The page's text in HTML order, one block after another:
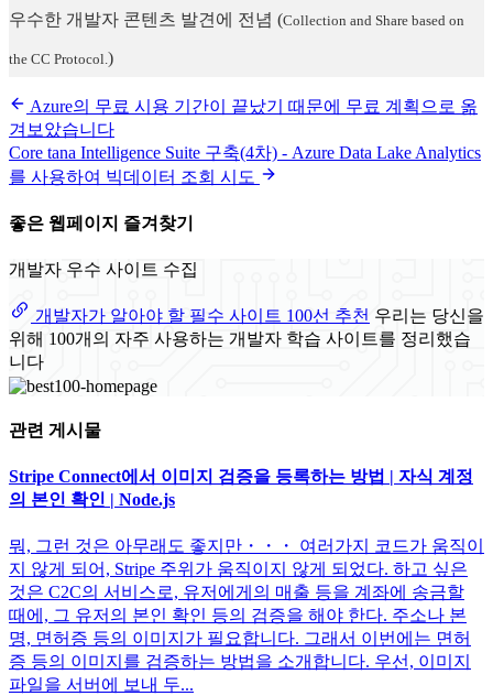
우수한 개발자 콘텐츠 발견에 전념 (Collection and Share based on
the CC Protocol. )
Azure의 무료 시용 기간이 끝났기 때문에 무료 계획으로 옮
겨보았습니다
Core tana Intelligence Suite 구축(4차) - Azure Data Lake Analytics
를 사용하여 빅데이터 조회 시도
좋은 웹페이지 즐겨찾기
개발자 우수 사이트 수집
개발자가 알아야 할 필수 사이트 100선 추천 우리는 당신을
위해 100개의 자주 사용하는 개발자 학습 사이트를 정리했습
니다
관련 게시물
Stripe Connect에서 이미지 검증을 등록하는 방법 | 자식 계정
의 본인 확인 | Node.js
뭐, 그런 것은 아무래도 좋지만・・・ 여러가지 코드가 움직이
지 않게 되어, Stripe 주위가 움직이지 않게 되었다. 하고 싶은
것은 C2C의 서비스로, 유저에게의 매출 등을 계좌에 송금할
때에, 그 유저의 본인 확인 등의 검증을 해야 한다. 주소나 본
명, 면허증 등의 이미지가 필요합니다. 그래서 이번에는 면허
증 등의 이미지를 검증하는 방법을 소개합니다. 우선, 이미지
파일을 서버에 보내 두...